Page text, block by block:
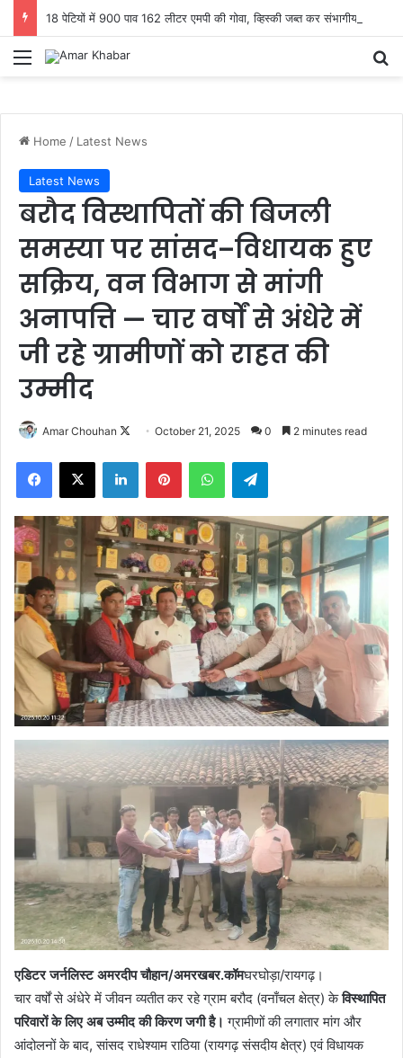
Menu
Home / Latest News
Latest News
बरौद विस्थापितों की बिजली
समस्या पर सांसद–विधायक हुए
सक्रिय, वन विभाग से मांगी
अनापत्ति — चार वर्षों से अंधेरे में
जी रहे ग्रामीणों को राहत की
उम्मीद
Amar Chouhan
FollowOctober 21, 2025 0 2 minutes read
Facebook
X LinkedInPinterestWhatsAppTelegram
एडिटर जर्नलिस्ट अमरदीप चौहान/अमरखबर.कॉमघरघोड़ा/रायगढ़।
चार वर्षों से अंधेरे में जीवन व्यतीत कर रहे ग्राम बरौद (वनाँचल क्षेत्र) केविस्थापित
परिवारों के लिए अब उम्मीद की किरण जगी है।ग्रामीणों की लगातार मांग और
आंदोलनों के बाद, सांसद राधेश्याम राठिया (रायगढ़ संसदीय क्षेत्र) एवं विधायक